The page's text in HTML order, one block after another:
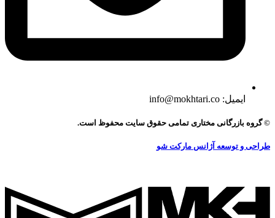
ایمیل: info@mokhtari.co
© گروه بازرگانی مختاری تمامی حقوق سایت محفوظ است.
طراحی و توسعه آژانس مارکت شو